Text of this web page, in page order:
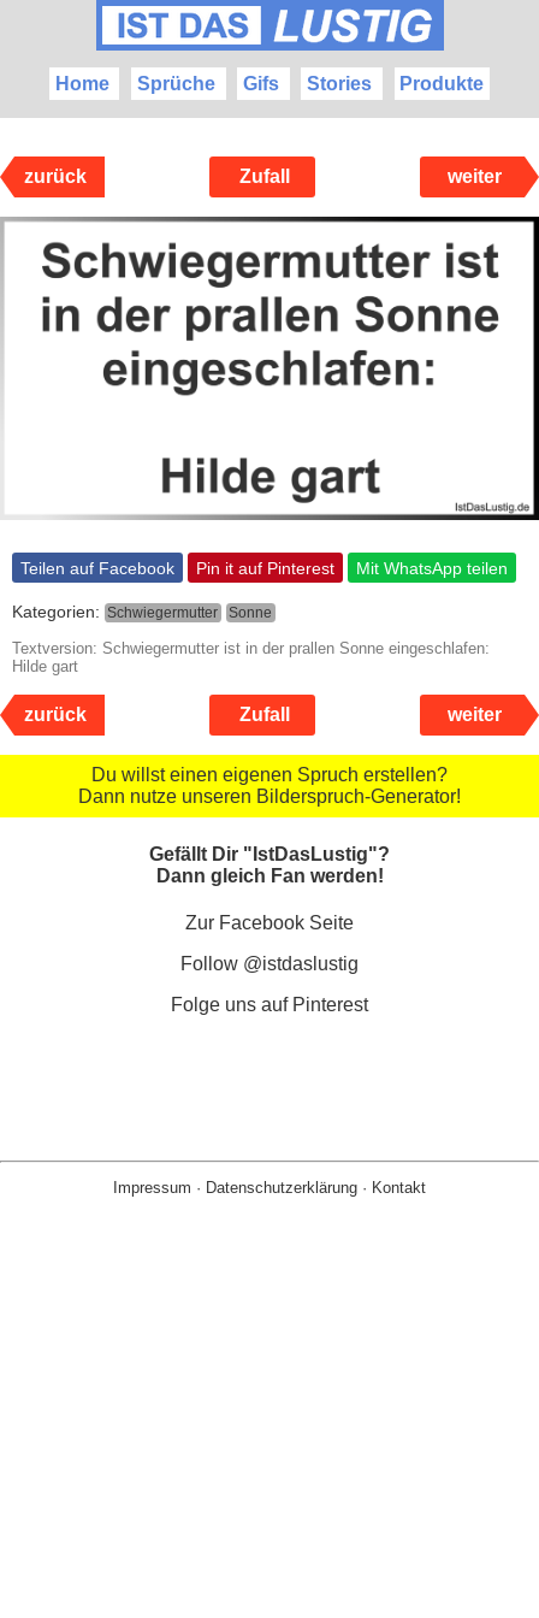
Home Sprüche Gifs Stories Produkte
zurück Zufall weiter
Teilen auf Facebook Pin it auf Pinterest Mit WhatsApp teilen
Kategorien: Schwiegermutter Sonne
Textversion: Schwiegermutter ist in der prallen Sonne eingeschlafen:
Hilde gart
zurück Zufall weiter
Du willst einen eigenen Spruch erstellen?
Dann nutze unseren Bilderspruch-Generator!
Gefällt Dir "IstDasLustig"?
Dann gleich Fan werden!
Zur Facebook Seite
Follow @istdaslustig
Folge uns auf Pinterest
Impressum · Datenschutzerklärung · Kontakt